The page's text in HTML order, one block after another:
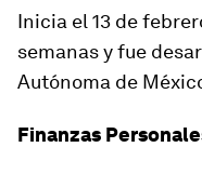
Inicia el 13 de
semanas y fue
Autónoma de
Finanzas